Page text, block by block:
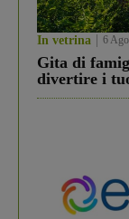
In vetrina 6
Gita di
divertire i